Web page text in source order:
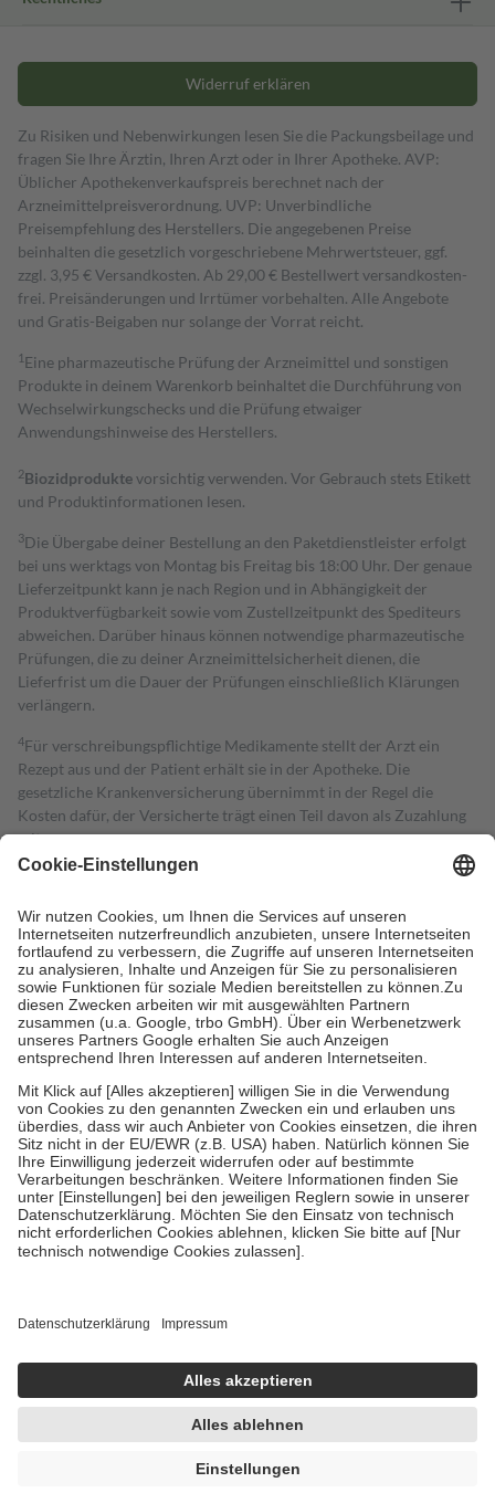
Widerruf erklären
Zu Risiken und Nebenwirkungen lesen Sie die Packungsbeilage und
fragen Sie Ihre Ärztin, Ihren Arzt oder in Ihrer Apotheke. AVP:
Üblicher Apothekenverkaufspreis berechnet nach der
Arzneimittelpreisverordnung. UVP: Unverbindliche
Preisempfehlung des Herstellers. Die angegebenen Preise
beinhalten die gesetzlich vorgeschriebene Mehrwertsteuer, ggf.
zzgl. 3,95 € Versandkosten. Ab 29,00 € Bestell­wert versand­kosten­
frei. Preisänderungen und Irrtümer vorbehalten. Alle Angebote
und Gratis-Beigaben nur solange der Vorrat reicht.
1 Eine pharmazeutische Prüfung der Arzneimittel und sonstigen
Produkte in deinem Warenkorb beinhaltet die Durchführung von
Wechselwirkungschecks und die Prüfung etwaiger
Anwendungshinweise des Herstellers.
2Biozidproduktevorsichtig verwenden. Vor Gebrauch stets Etikett
und Produktinformationen lesen.
3Die Übergabe deiner Bestellung an den Paketdienstleister erfolgt
bei uns werktags von Montag bis Freitag bis 18:00 Uhr. Der genaue
Lieferzeitpunkt kann je nach Region und in Abhängigkeit der
Produktverfügbarkeit sowie vom Zustellzeitpunkt des Spediteurs
abweichen. Darüber hinaus können notwendige pharmazeutische
Prüfungen, die zu deiner Arzneimittelsicherheit dienen, die
Lieferfrist um die Dauer der Prüfungen einschließlich Klärungen
verlängern.
4Für verschreibungspflichtige Medikamente stellt der Arzt ein
Rezept aus und der Patient erhält sie in der Apotheke. Die
gesetzliche Krankenversicherung übernimmt in der Regel die
Kosten dafür, der Versicherte trägt einen Teil davon als Zuzahlung
mit.
Grundsätzlich leisten Mitglieder Zuzahlungen in Höhe von zehn
höchstens zehn Euro.
Es sind jedoch nie mehr als die tatsächlichen
Kosten der Leistung zu entrichten.
Diese Regeln gelten grundsätzlich auch für Online-Apotheken.
Bei Heilmitteln und häuslicher Krankenpflege beträgt die
Zuzahlung zehn Prozent der Kosten sowie zehn Euro je
Verordnung.
Um das Engagement der Versicherten für ihre eigene Gesundheit zu
stärken und die besondere Stellung der Familie zu unterstützen,
fallenkeine Zuzahlungenan bei:
• Kindern und Jugendlichen bis zum vollendeten 18. Lebensjahr
mit Ausnahme der Fahrkosten
• Untersuchungen zur Vorsorge und Früherkennung, die von der
GKV getragen werden
• empfohlenen Schutzimpfungen
• Harn- und Blutteststreifen
getroffen, um sicherzustellen, dass es sich um echte Bewertungen
https://help.etrusted.com/hc/de/articles/4419944605341
Einige Bilder und Inhalte wurden unter Zuhilfenahme künstlicher